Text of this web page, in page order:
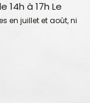
14h à 17h Le
en juillet et août, ni